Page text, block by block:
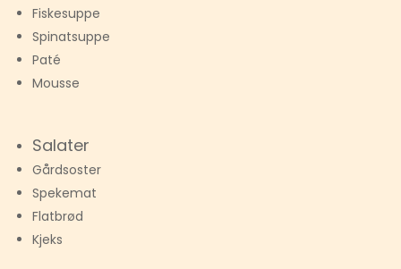
Fiskesuppe
Spinatsuppe
Paté
Mousse
​Salater
Gårdsoster
Spekemat
Flatbrød
Kjeks